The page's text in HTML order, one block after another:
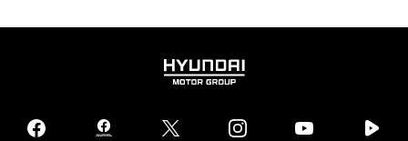
HYUNDAI
GROUP